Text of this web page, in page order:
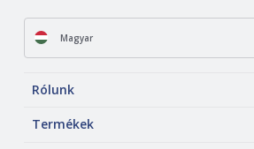
Magyar
Rólunk
Termékek